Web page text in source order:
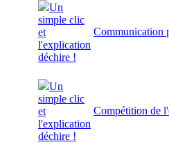
Un
simple clic
et
l'explication
déchire !
Communication
Un
simple clic
et
l'explication
déchire !
Compétition de